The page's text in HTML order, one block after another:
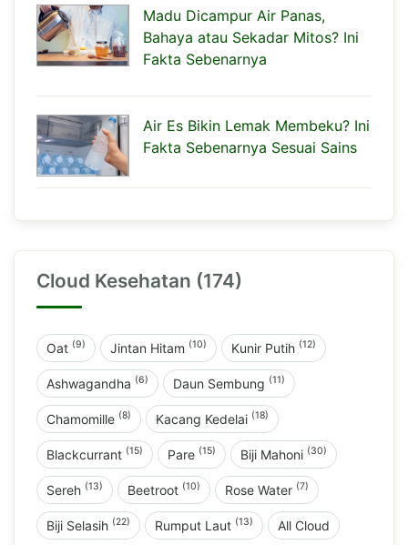
Madu Dicampur Air Panas,
Bahaya atau Sekadar Mitos? Ini
Fakta Sebenarnya
Air Es Bikin Lemak Membeku? Ini
Fakta Sebenarnya Sesuai Sains
Cloud Kesehatan (174)
Oat (9) Jintan Hitam (10) Kunir Putih (12)
Ashwagandha (6) Daun Sembung (11)
Chamomille (8) Kacang Kedelai (18)
Blackcurrant (15) Pare (15) Biji Mahoni (30)
Sereh (13) Beetroot (10) Rose Water (7)
Biji Selasih (22) Rumput Laut (13) All Cloud